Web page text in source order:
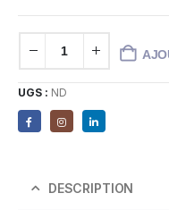
UGS : ND
DESCRIPTION